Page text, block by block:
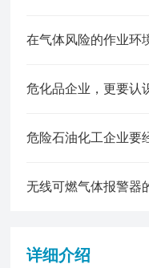
危化品企业，更要认
详细介绍